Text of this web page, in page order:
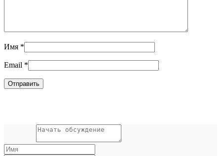
Имя *
Email *